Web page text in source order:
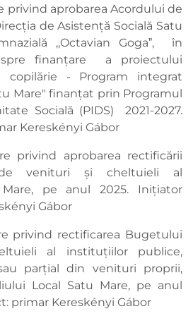
privind aprobarea Acordului de
de Asistenţă Socială Satu
,,Octavian Gogaˮ, în
spre finanţare a proiectului
copilărie - Program integrat
Mare" finanţat prin Programul
Socială (PIDS) 2021-2027.
Kereskényi Gábor
privind aprobarea rectificării
venituri şi cheltuieli al
pe anul 2025. Inițiator
Gábor
privind rectificarea Bugetului
al instituţiilor publice,
parţial din venituri proprii,
Local Satu Mare, pe anul
primar Kereskényi Gábor